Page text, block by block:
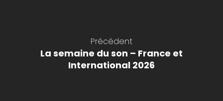
Précédent
La semaine du son – France et
International 2026